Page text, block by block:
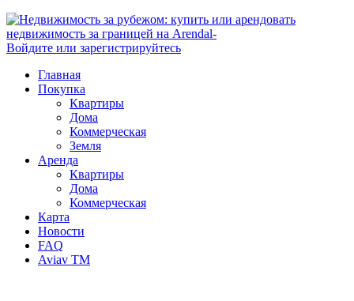
Войдите или зарегистрируйтесь
Главная
Покупка
Квартиры
Дома
Коммерческая
Земля
Аренда
Квартиры
Дома
Коммерческая
Карта
Новости
FAQ
Aviav TM